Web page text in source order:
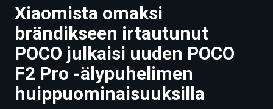
UUTISET
ARTIKKELIT
VIDEOT
TECHBBS
Xiaomista omaksi
brändikseen irtautunut
POCO julkaisi uuden POCO
F2 Pro -älypuhelimen
huippuominaisuuksilla